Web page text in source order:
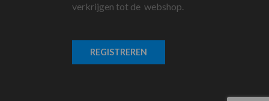
verkrijgen tot de webshop.
REGISTREREN